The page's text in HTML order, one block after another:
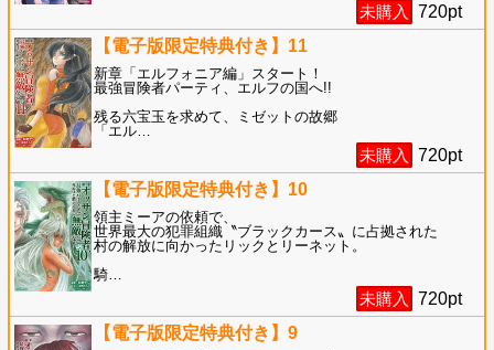
未購入 720pt
【電子版限定特典付き】11
新章「エルフォニア編」スタート！
最強冒険者パーティ、エルフの国へ!!
残る六宝玉を求めて、ミゼットの故郷
「エル
未購入 720pt
【電子版限定特典付き】10
領主ミーアの依頼で、
世界最大の犯罪組織〝ブラックカース〟に占拠された
村の解放に向かったリックとリーネット。
騎
未購入 720pt
【電子版限定特典付き】9